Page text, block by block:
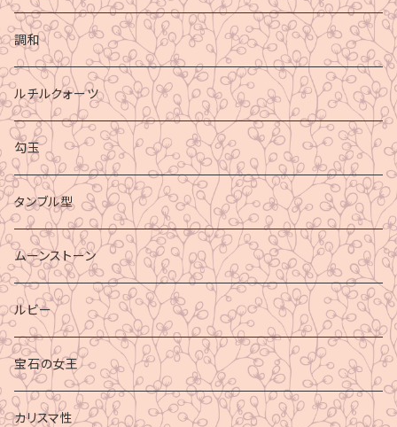
調和
ルチルクォーツ
勾玉
タンブル型
ムーンストーン
ルビー
宝石の女王
カリスマ性